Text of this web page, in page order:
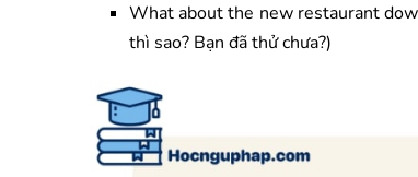
What about the new restaurant
thì sao? Bạn đã thử chưa?)